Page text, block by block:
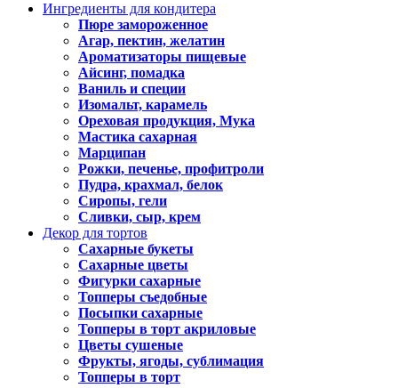
Ингредиенты для кондитера
Пюре замороженное
Агар, пектин, желатин
Ароматизаторы пищевые
Айсинг, помадка
Ваниль и специи
Изомальт, карамель
Ореховая продукция, Мука
Мастика сахарная
Марципан
Рожки, печенье, профитроли
Пудра, крахмал, белок
Сиропы, гели
Сливки, сыр, крем
Декор для тортов
Сахарные букеты
Сахарные цветы
Фигурки сахарные
Топперы съедобные
Посыпки сахарные
Топперы в торт акриловые
Цветы сушеные
Фрукты, ягоды, сублимация
Топперы в торт